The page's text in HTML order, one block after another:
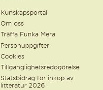
Kunskapsportal
Om oss
Träffa Funka Mera
Personuppgifter
Cookies
Tillgänglighetsredogörelse
Statsbidrag för inköp av
litteratur 2026